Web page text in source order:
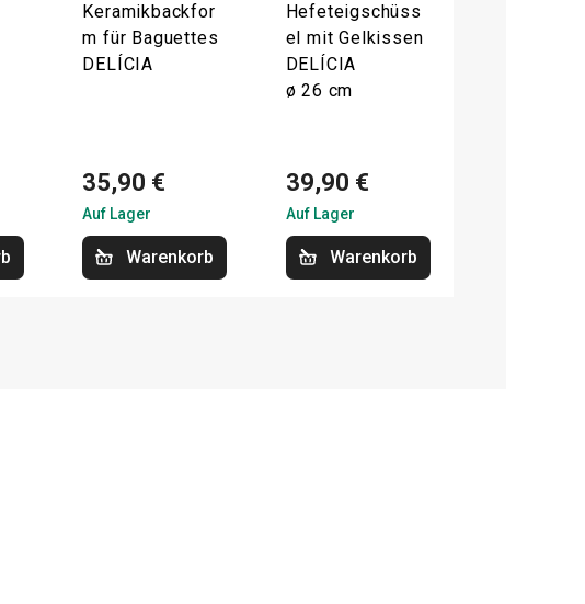
Keramikbackfor
m für Baguettes
DELÍCIA
35,90 €
Auf Lager
Warenkorb
Hefeteigschüss
el mit Gelkissen
DELÍCIA
ø 26 cm
39,90 €
Auf Lager
Warenkorb